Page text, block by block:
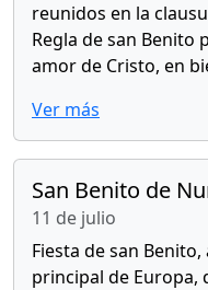
reunidos en la
Regla de san Benito
amor de Cristo, en
Ver más
San Benito de
11 de julio
Fiesta de san
principal de Europa,